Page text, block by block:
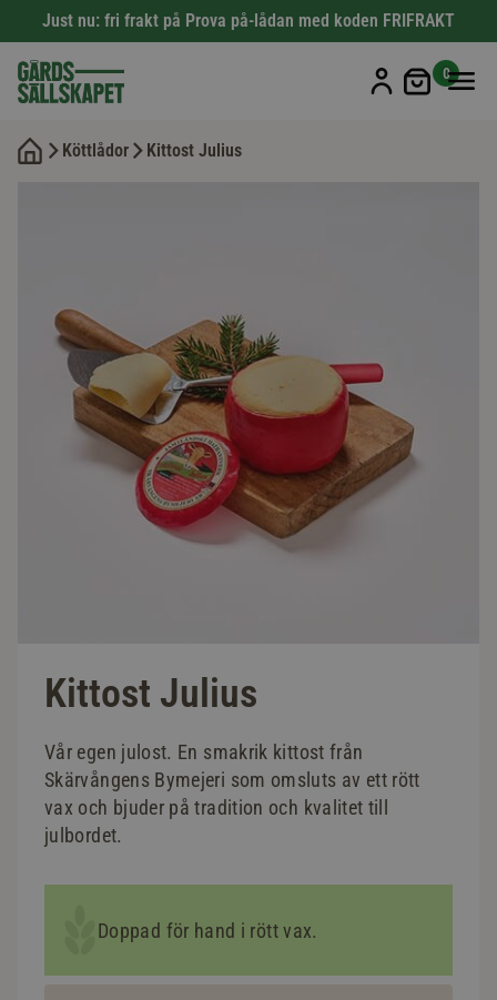
Just nu: fri frakt på Prova på-lådan med koden FRIFRAKT
Min
0
Köttlådor Kittost Julius
Kittost Julius
Vår egen julost. En smakrik kittost från
Skärvångens Bymejeri som omsluts av ett rött
vax och bjuder på tradition och kvalitet till
julbordet.
Doppad för hand i rött vax.